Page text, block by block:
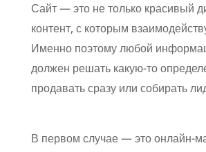
Сайт — это не только красивый
контент, с которым
Именно поэтому любой
должен решать какую-то
продавать сразу или собирать
В первом случае — это онлайн-